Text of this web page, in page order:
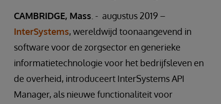
CAMBRIDGE, Mass . - augustus 2019 –
InterSystems, wereldwijd toonaangevend in
software voor de zorgsector en generieke
informatietechnologie voor het bedrijfsleven en
de overheid, introduceert InterSystems API
Manager, als nieuwe functionaliteit voor